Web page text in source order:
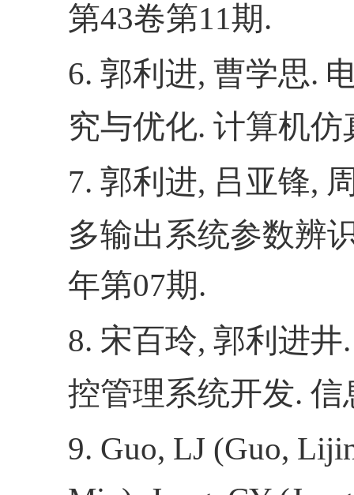
第43卷第11期.
6. 郭利进, 曹学思.
究与优化. 计算机仿
7. 郭利进, 吕亚锋,
多输出系统参数辨
年第07期.
8. 宋百玲, 郭利进井.
控管理系统开发. 信
9. Guo, LJ (Guo,